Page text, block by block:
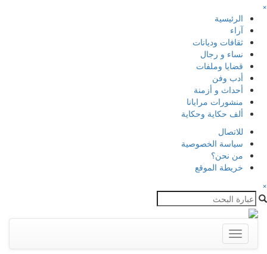
×
الرئيسية
آراء
ثقافات وديانات
نساء و رجال
قضايا وملفات
أدب وفن
أحداث و أزمنة
منشورات مرايانا
ألف حكاية وحكاية
للاتصال
سياسة الخصوصية
من نحن؟
خريطة الموقع
×
Toggle
navigation